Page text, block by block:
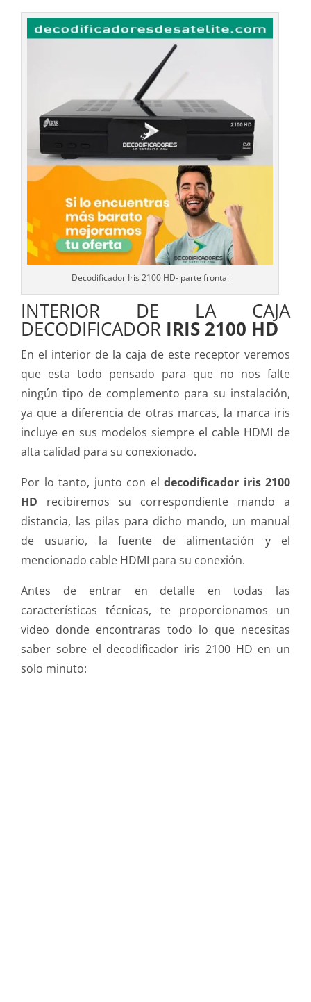
Decodificador Iris 2100 HD- parte frontal
INTERIOR DE LA CAJA
DECODIFICADOR IRIS 2100 HD
En el interior de la caja de este receptor veremos
que esta todo pensado para que no nos falte
ningún tipo de complemento para su instalación,
ya que a diferencia de otras marcas, la marca iris
incluye en sus modelos siempre el cable HDMI de
alta calidad para su conexionado.
Por lo tanto, junto con el decodificador iris 2100
HD recibiremos su correspondiente mando a
distancia, las pilas para dicho mando, un manual
de usuario, la fuente de alimentación y el
mencionado cable HDMI para su conexión.
Antes de entrar en detalle en todas las
características técnicas, te proporcionamos un
video donde encontraras todo lo que necesitas
saber sobre el decodificador iris 2100 HD en un
solo minuto: